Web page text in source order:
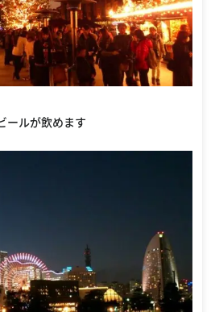
ールが飲めます